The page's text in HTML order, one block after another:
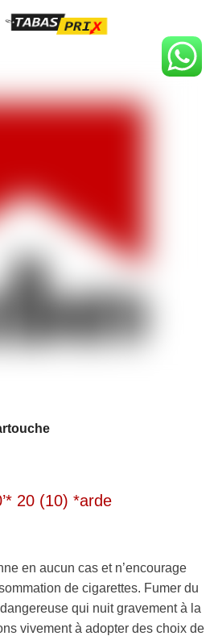
20 (10) *arde
en aucun cas et n’encourage
de cigarettes. Fumer du
qui nuit gravement à la
vivement à adopter des choix de